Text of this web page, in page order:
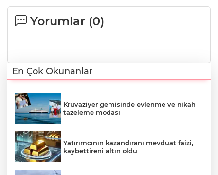
Yorumlar (0)
En Çok Okunanlar
Kruvaziyer gemisinde evlenme ve nikah
tazeleme modası
Yatırımcının kazandıranı mevduat faizi,
kaybettireni altın oldu